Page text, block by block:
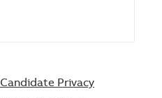
Candidate Privacy